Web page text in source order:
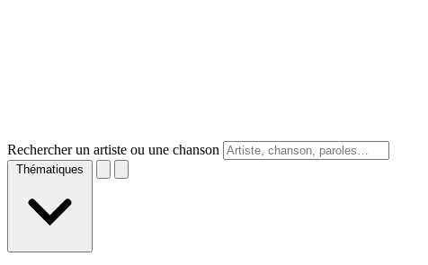
Rechercher un artiste ou une chanson
Thématiques